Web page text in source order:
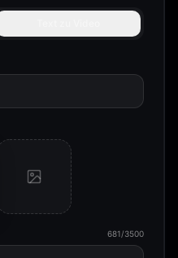
681/3500